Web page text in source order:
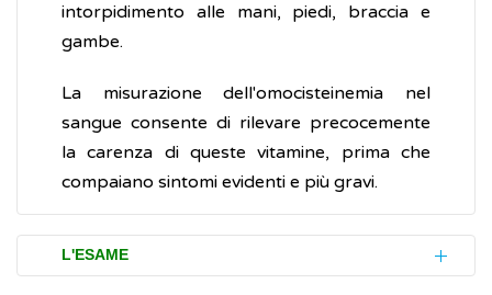
intorpidimento alle mani, piedi, braccia e
gambe.
La misurazione dell'omocisteinemia nel
sangue consente di rilevare precocemente
la carenza di queste vitamine, prima che
compaiano sintomi evidenti e più gravi.
L'ESAME